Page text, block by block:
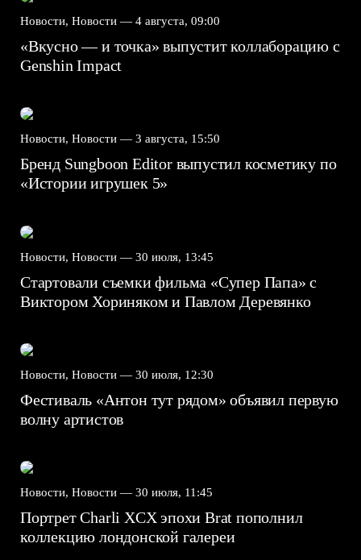
Новости, Новости — 4 августа, 09:00
«Вкусно — и точка» выпустит коллаборацию с
Genshin Impact⁠⁠
Новости, Новости — 3 августа, 15:50
Бренд Sungboon Editor выпустил косметику по
«Истории игрушек 5»
Новости, Новости — 30 июля, 13:45
Стартовали съемки фильма «Супер Папа» с
Виктором Хориняком и Павлом Деревянко
Новости, Новости — 30 июля, 12:30
Фестиваль «Антон тут рядом» объявил первую
волну артистов
Новости, Новости — 30 июля, 11:45
Портрет Charli XCX эпохи Brat пополнил
коллекцию лондонской галереи